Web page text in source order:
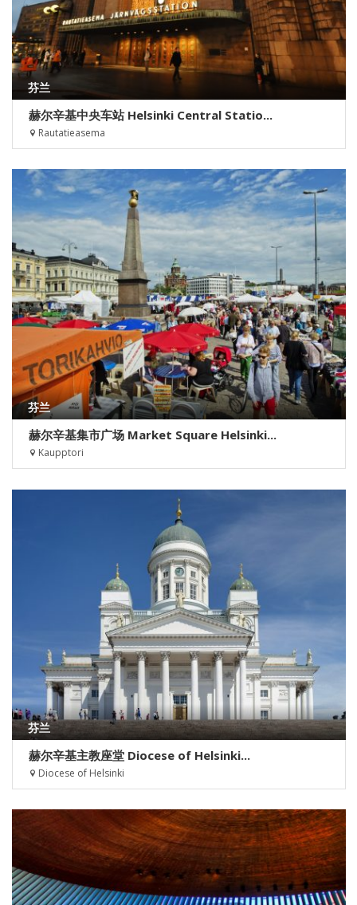
芬兰
赫尔辛基中央车站 Helsinki Central Statio...
Rautatieasema
芬兰
赫尔辛基集市广场 Market Square Helsinki...
Kaupptori
芬兰
赫尔辛基主教座堂 Diocese of Helsinki...
Diocese of Helsinki